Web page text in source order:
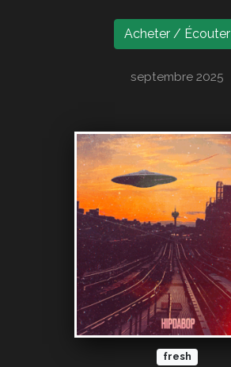
Acheter / Écouter
septembre 2025
fresh